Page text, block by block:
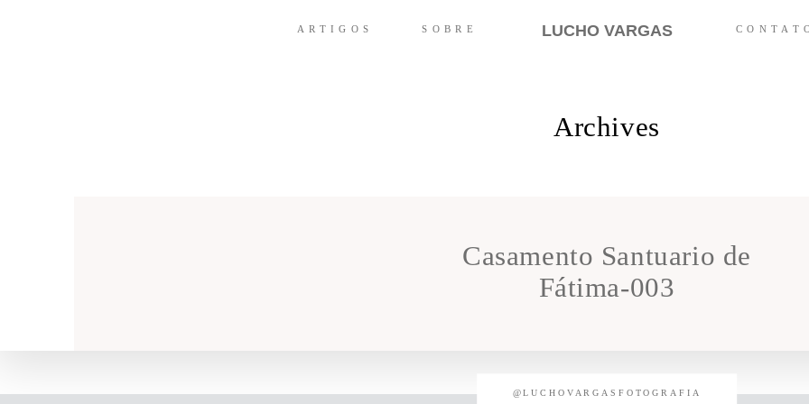
ARTIGOS SOBRE LUCHO VARGAS
Archives
Casamento Santuario de
Fátima-003
@LUCHOVARGASFOTOGRAFIA